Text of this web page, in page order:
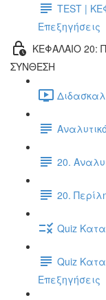
TEST |
Επεξηγήσεις
ΚΕΦΑΛΑΙΟ 20:
ΣΥΝΘΕΣΗ
20.
20.
Quiz
Quiz
Επεξηγήσεις